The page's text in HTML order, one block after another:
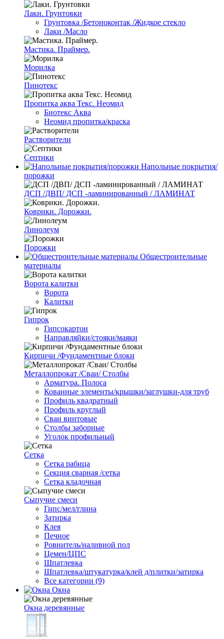
Лаки. Грунтовки
Грунтовка /Бетоноконтак /Жидкое стекло
Лаки /Масло
Мастика. Праймер.
Морилка
Пинотекс
Пропитка аква Текс. Неомид
Биотекс Аква
Неомид пропитка/краска
Растворители
Септики
Напольные покрытия/
порожки
ДСП /ДВП/ ДСП -ламинированный / ЛАМИНАТ
Коврики. Дорожки.
Линолеум
Порожки
Общестроительные
материалы
Ворота калитки
Ворота
Калитки
Гипрок
Гипсокартон
Направляйки/стояки/маяки
Кирпичи /Фундаментные блоки
Металлопрокат /Сваи/ Столбы
Арматура. Полоса
Кованные элементы/крышки/заглушки-для труб
Профиль квадратный
Профиль круглый
Сваи винтовые
Столбы заборные
Уголок профильный
Сетка
Cетка рабица
Секция сварная /сетка
Сетка кладочная
Сыпучие смеси
Гипс/мел/глина
Затирка
Клея
Печное
Ровнитель/наливной пол
Цемен/ЦПС
Шпатлевка
Шпатлевка/штукатурка/клей д/плитки/затирка
Все категории (9)
Окна
Окна деревянные